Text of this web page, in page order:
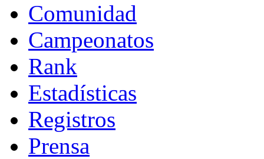
Comunidad
Campeonatos
Rank
Estadísticas
Registros
Prensa